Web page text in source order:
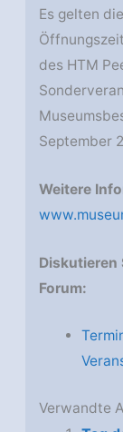
Es gelten
des HTM
September
Weitere
Diskutieren
Forum:
Verwandte